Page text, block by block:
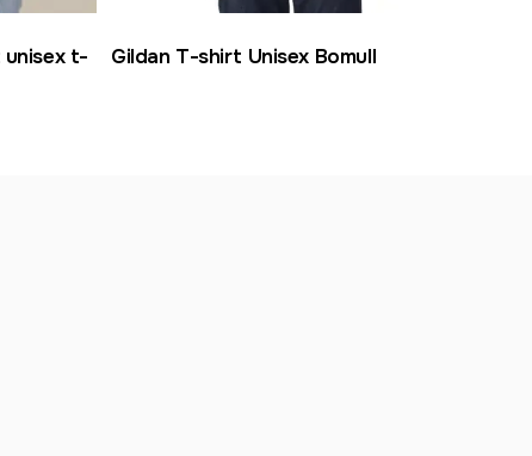
t-
Gildan T-shirt Unisex Bomull